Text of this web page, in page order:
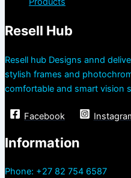
Resell Hub
Resell hub Designs annd
stylish frames and
comfortable and smart vision
Facebook
Information
Phone: +27 82 754 6587